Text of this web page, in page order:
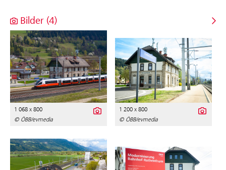
Bilder (4)
1 068 x 800
© ÖBB/evmedia
1 200 x 800
© ÖBB/evmedia